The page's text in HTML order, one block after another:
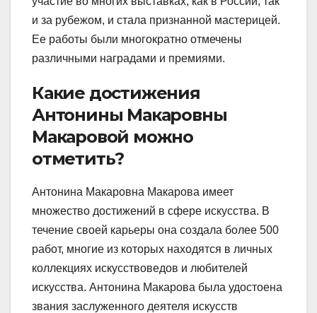
и за рубежом, и стала признанной мастерицей.
Ее работы были многократно отмечены
различными наградами и премиями.
Какие достижения
Антонины Макаровны
Макаровой можно
отметить?
Антонина Макаровна Макарова имеет
множество достижений в сфере искусства. В
течение своей карьеры она создала более 500
работ, многие из которых находятся в личных
коллекциях искусствоведов и любителей
искусства. Антонина Макарова была удостоена
звания заслуженного деятеля искусств